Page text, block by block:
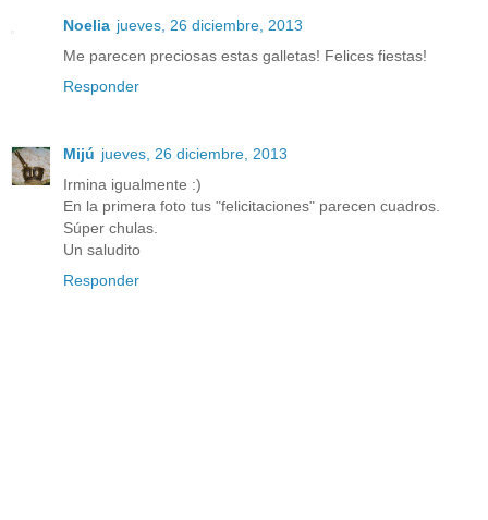
Noelia jueves, 26 diciembre, 2013
Me parecen preciosas estas galletas! Felices fiestas!
Responder
Mijú jueves, 26 diciembre, 2013
Irmina igualmente :)
En la primera foto tus "felicitaciones" parecen cuadros.
Súper chulas.
Un saludito
Responder